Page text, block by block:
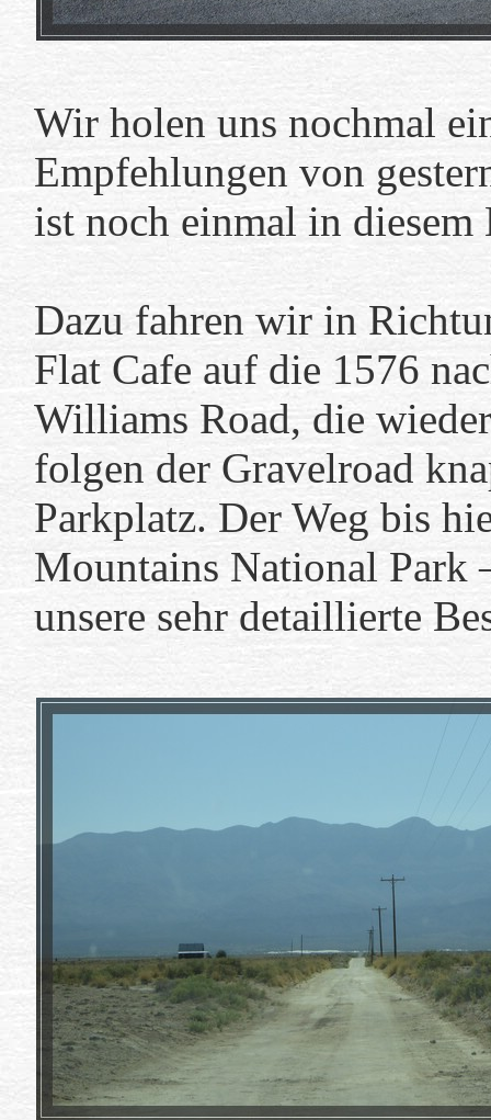
Wir holen uns nochmal
Empfehlungen von
ist noch einmal in diesem
Dazu fahren wir in
Flat Cafe auf die 1576
Williams Road, die
folgen der Gravelroad
Parkplatz. Der Weg bis
Mountains National Park
unsere sehr detaillierte